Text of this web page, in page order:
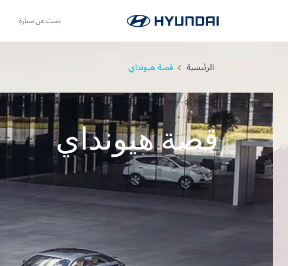
بحث عن سيارة
الرئيسية قصة هيونداي
قصة هيونداي